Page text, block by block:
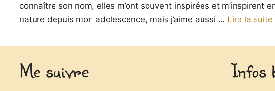
connaître son nom, elles m’ont souvent inspirées et m’inspirent
nature depuis mon adolescence, mais j’aime aussi … Lire la suite
Me suivre Infos